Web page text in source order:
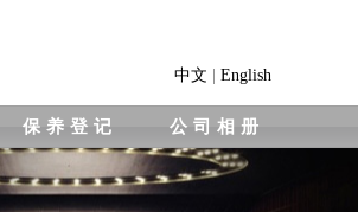
中文 English
保养登记 公司相册